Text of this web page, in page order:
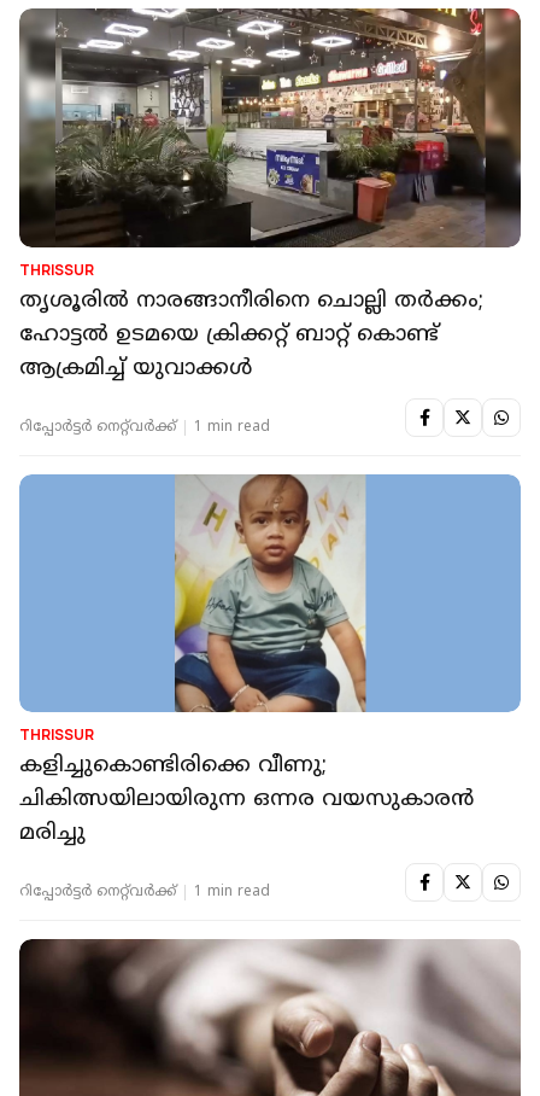
THRISSUR
തൃശൂരില്‍ നാരങ്ങാനീരിനെ ചൊല്ലി തര്‍ക്കം;
ഹോട്ടല്‍ ഉടമയെ ക്രിക്കറ്റ് ബാറ്റ് കൊണ്ട്
ആക്രമിച്ച് യുവാക്കൾ
റിപ്പോർട്ടർ നെറ്റ്‌വര്‍ക്ക്‌ 1 min read
THRISSUR
കളിച്ചുകൊണ്ടിരിക്കെ വീണു;
ചികിത്സയിലായിരുന്ന ഒന്നര വയസുകാരന്‍
മരിച്ചു
റിപ്പോർട്ടർ നെറ്റ്‌വര്‍ക്ക്‌ 1 min read